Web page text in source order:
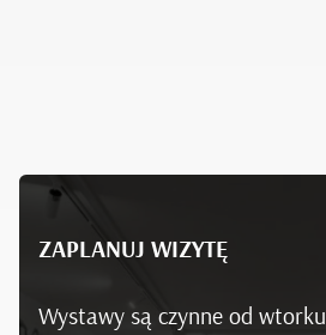
ZAPLANUJ WIZYTĘ
Wystawy są czynne od wtorku